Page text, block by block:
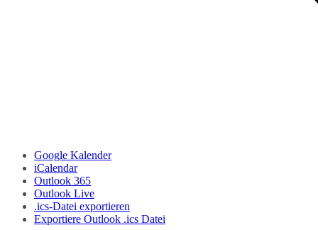
Google Kalender
iCalendar
Outlook 365
Outlook Live
.ics-Datei exportieren
Exportiere Outlook .ics Datei